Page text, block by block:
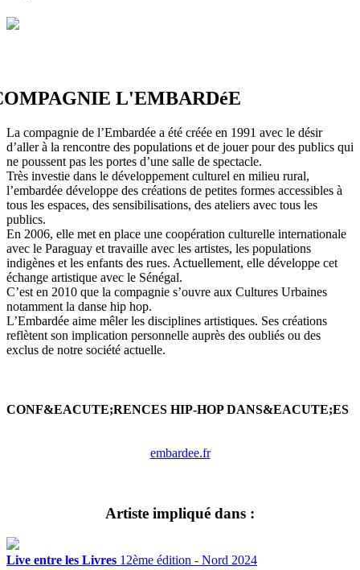
L'EMBARDéE
La compagnie de l’Embardée a été créée en 1991 avec le désir
d’aller à la rencontre des populations et de jouer pour des publics qui
ne poussent pas les portes d’une salle de spectacle.
Très investie dans le développement culturel en milieu rural,
l’embardée développe des créations de petites formes accessibles à
tous les espaces, des sensibilisations, des ateliers avec tous les
publics.
En 2006, elle met en place une coopération culturelle internationale
avec le Paraguay et travaille avec les artistes, les populations
indigènes et les enfants des rues. Actuellement, elle développe cet
échange artistique avec le Sénégal.
C’est en 2010 que la compagnie s’ouvre aux Cultures Urbaines
notamment la danse hip hop.
L’Embardée aime mêler les disciplines artistiques. Ses créations
reflètent son implication personnelle auprès des oubliés ou des
exclus de notre société actuelle.
CONF&EACUTE;RENCES HIP-HOP DANS&EACUTE;ES
embardee.fr
Artiste impliqué dans :
Live entre les Livres 12ème édition - Nord 2024